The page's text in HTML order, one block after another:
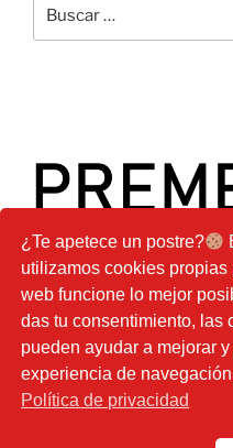
por:
FacebookYoutube
¿Te apetece un postre?
utilizamos cookies propias
web funcione lo mejor
das tu consentimiento, las
pueden ayudar a mejorar
experiencia de
Política de privacidad